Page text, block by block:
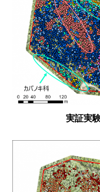
実証実